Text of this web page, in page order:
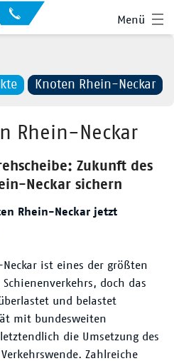
Menü
Knoten Rhein-Neckar
Rhein-Neckar
Zukunft des
Neckar sichern
Rhein-Neckar jetzt
ist eines der größten
Schienenverkehrs, doch das
und belastet
mit bundesweiten
die Umsetzung des
Zahlreiche